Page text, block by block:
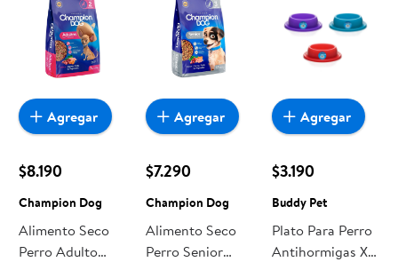
$8.190
Champion Dog
Alimento Seco
Perro Adulto
Agregar
$7.290
Champion Dog
Alimento Seco
Perro Senior
Agregar
$3.190
Buddy Pet
Plato Para Perro
Antihormigas Xl
Agregar